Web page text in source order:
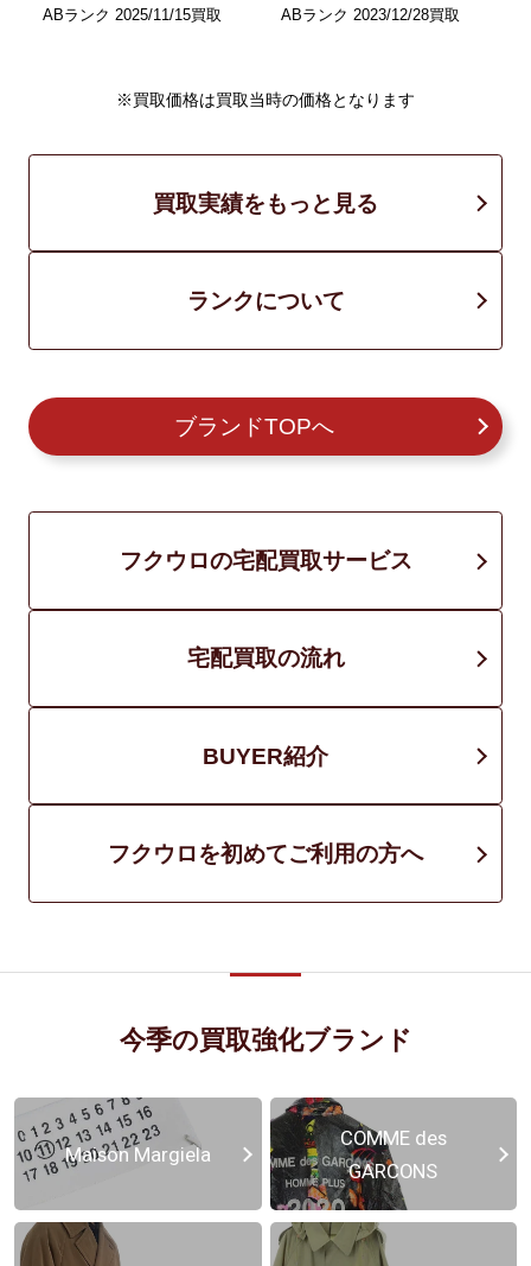
ABランク 2025/11/15買取 ABランク 2023/12/28買取
※買取価格は買取当時の価格となります
買取実績をもっと見る
ランクについて
ブランドTOPへ
フクウロの宅配買取サービス
宅配買取の流れ
BUYER紹介
フクウロを初めてご利用の方へ
今季の買取強化ブランド
Maison Margiela
COMME des
GARCONS